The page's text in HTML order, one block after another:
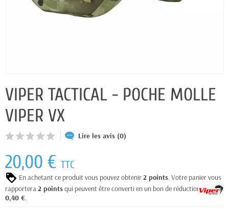
VIPER TACTICAL - POCHE MOLLE
VIPER VX
Lire les avis (0)
20,00 € TTC
En achetant ce produit vous pouvez obtenir2 points. Votre panier vous
rapportera2 pointsqui peuvent être converti en un bon de réduction de
0,40 €.